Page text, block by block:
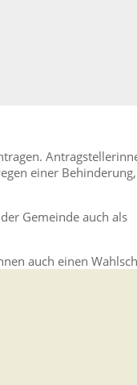
einer Behinderung,
Gemeinde auch als
auch einen